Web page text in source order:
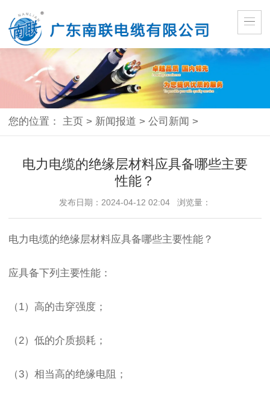
您的位置： 主页 > 新闻报道 > 公司新闻 >
电力电缆的绝缘层材料应具备哪些主要
性能？
发布日期：2024-04-12 02:04 浏览量：
电力电缆的绝缘层材料应具备哪些主要性能？
应具备下列主要性能：
（1）高的击穿强度；
（2）低的介质损耗；
（3）相当高的绝缘电阻；